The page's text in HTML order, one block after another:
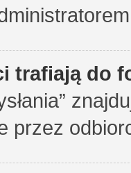
trafiają do
przez